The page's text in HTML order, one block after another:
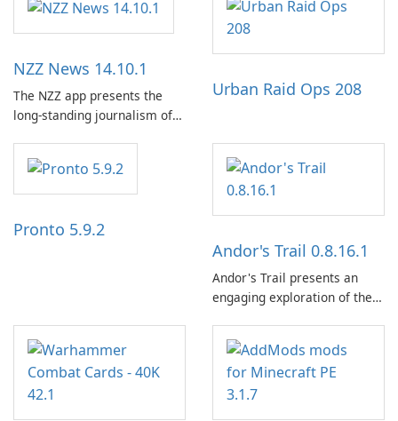
NZZ News 14.10.1
The NZZ app presents the
long-standing journalism of
and a liberal outlook that
embraces diverse opinion.
Urban Raid Ops 208
Pronto 5.9.2
Andor's Trail 0.8.16.1
Andor's Trail presents an
engaging exploration of the
centered around the pursuit
of your brother, Andor,
through a quest-driven
narrative inspired by classic